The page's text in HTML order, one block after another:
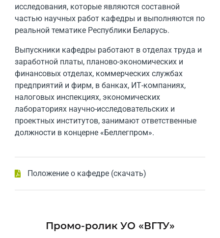
исследования, которые являются составной
частью научных работ кафедры и выполняются по
реальной тематике Республики Беларусь.
Выпускники кафедры работают в отделах труда и
заработной платы, планово-экономических и
финансовых отделах, коммерческих службах
предприятий и фирм, в банках, ИТ-компаниях,
налоговых инспекциях, экономических
лабораториях научно-исследовательских и
проектных институтов, занимают ответственные
должности в концерне «Беллегпром».
Положение о кафедре (скачать)
Промо-ролик УО «ВГТУ»